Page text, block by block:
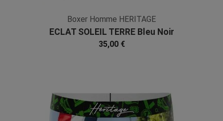
Boxer Homme HERITAGE
ECLAT SOLEIL TERRE Bleu Noir
Microfibre
35,00 €